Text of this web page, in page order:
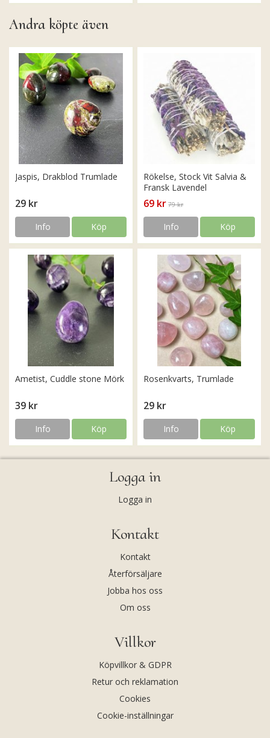
Andra köpte även
Jaspis, Drakblod Trumlade
29 kr
Info Köp
Rökelse, Stock Vit Salvia &
Fransk Lavendel
69 kr 79 kr
Info Köp
Ametist, Cuddle stone Mörk
39 kr
Info Köp
Rosenkvarts, Trumlade
29 kr
Info Köp
Logga in
Logga in
Kontakt
Kontakt
Återförsäljare
Jobba hos oss
Om oss
Villkor
Köpvillkor & GDPR
Retur och reklamation
Cookies
Cookie-inställningar